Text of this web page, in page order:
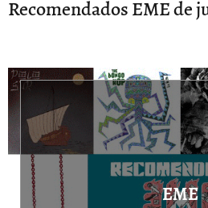
Recomendados EME de
EME